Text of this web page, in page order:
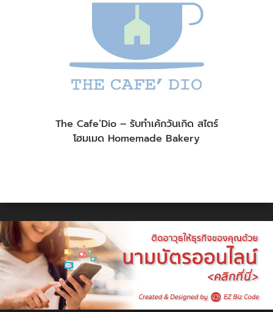
The Cafe’Dio – รับทำเค้กวันเกิด สไตร์
โฮมเมด Homemade Bakery